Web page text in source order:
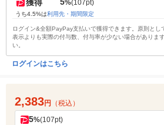
獲得 5%(107pt)
うち4.5%は利用先・期間限定
ログイン&全額PayPay支払いで獲得できます。原則とし
表示よりも実際の付与数、付与率が少ない場合がありま
い。
ログインはこちら
2,383円 （税込）
5%(107pt)